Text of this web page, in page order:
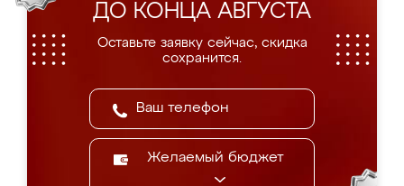
ДО КОНЦА АВГУСТА
Оставьте заявку сейчас, скидка
сохранится.
Желаемый бюджет